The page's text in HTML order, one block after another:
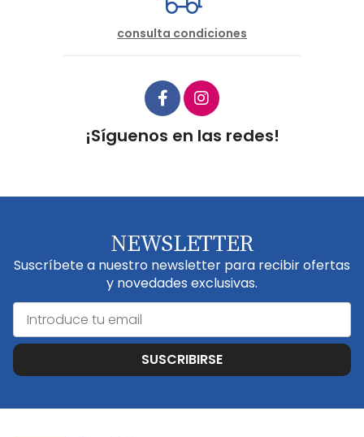
consulta condiciones
¡Síguenos en las redes!
NEWSLETTER
Suscríbete a nuestro newsletter para recibir ofertas
y novedades exclusivas.
SUSCRIBIRSE